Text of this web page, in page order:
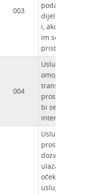
003
podataka, ili
dijelova, da
i, ako je
im se direktno
pristupalo.
004
Usluga
omogućuje
prostornih
bi se postigla
Usluga
prostornih
dozvoljava
ulaza i izlaza
očekivanih
usluge te